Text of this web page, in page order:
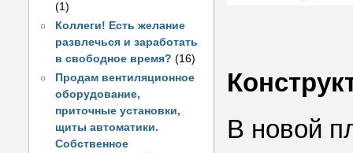
(1)
Коллеги! Есть желание
развлечься и заработать
в свободное время? (16)
Продам вентиляционное
оборудование,
приточные установки,
щиты автоматики.
Собственное
В новой